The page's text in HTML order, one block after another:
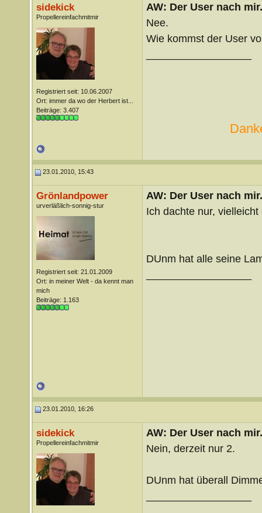
sidekick
Propellereinfachmitmir
Registriert seit: 10.06.2007
Ort: immer da wo der Herbert ist...
Beiträge: 3.407
AW: Der User nach
Nee.
Wie kommst der User
23.01.2010, 15:43
Grönlandpower
urverläßlich-sonnig-stur
Registriert seit: 21.01.2009
Ort: in meiner Welt - da kennt man
mich
Beiträge: 1.163
AW: Der User nach
Ich dachte nur,
DUnm hat alle seine
23.01.2010, 16:26
sidekick
Propellereinfachmitmir
AW: Der User nach
Nein, derzeit nur 2.
DUnm hat überall